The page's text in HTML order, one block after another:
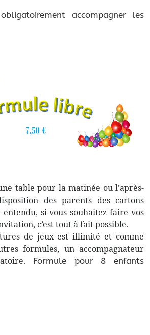
accompagner les
table pour la matinée ou l’après-
des parents des cartons
entendu, si vous souhaitez faire vos
c’est tout à fait possible.
de jeux est illimité et comme
formules, un accompagnateur
Formule pour 8 enfants